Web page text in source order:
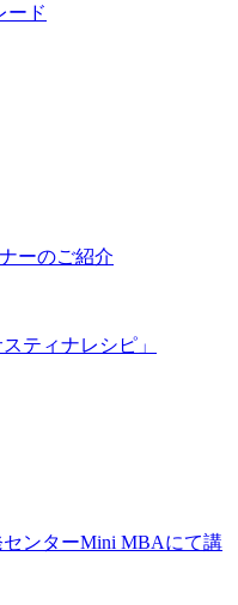
ード
ーのご紹介
ティナレシピ」
ンターMini MBAにて講